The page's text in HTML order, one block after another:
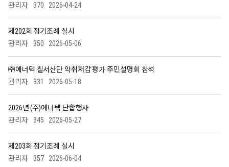
관리자
370 2026-04-24
제202회 정기조례 실시
관리자
350 2026-05-06
㈜에너텍 칠서산단 악취저감 평가 주민설명회 참석
관리자
331 2026-05-18
2026년 (주)에너텍 단합행사
관리자
345 2026-05-27
제203회 정기조례 실시
관리자
357 2026-06-04